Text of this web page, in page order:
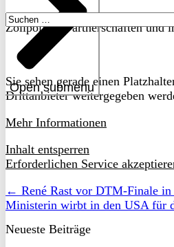
Open submenu
Suchen
nach:
Zollpolitik, Partnerschaften und
Sie sehen gerade einen
Drittanbieter weitergegeben
Mehr Informationen
Inhalt entsperren
Erforderlichen Service
← René Rast vor DTM-Finale in
Ministerin wirbt in den USA für
Neueste Beiträge